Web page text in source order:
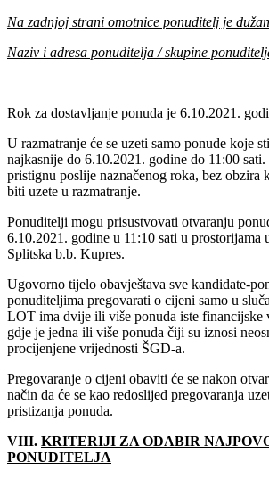
Na zadnjoj strani omotnice ponuditelj je
Naziv i adresa ponuditelja / skupine
Rok za dostavljanje ponuda je ‎6‎.10.‎2021‎.
U razmatranje će se uzeti samo ponude koje
najkasnije do 6‎.10.‎2021‎. godine do 11:00
pristignu poslije naznačenog roka, bez obzira
biti uzete u razmatranje.
Ponuditelji mogu prisustvovati otvaranju
6‎.10.‎2021‎. godine u 11:10 sati u prostorijama
Splitska b.b. Kupres.
Ugovorno tijelo obavještava sve kandidate-
ponuditeljima pregovarati o cijeni samo u
LOT ima dvije ili više ponuda iste financijske
gdje je jedna ili više ponuda čiji su iznosi
procijenjene vrijednosti ŠGD-a.
Pregovaranje o cijeni obaviti će se nakon
način da će se kao redoslijed pregovaranja
pristizanja ponuda.
VIII. KRITERIJI ZA ODABIR
PONUDITELJA